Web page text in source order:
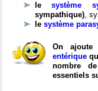
lesystème
sympathique),
le système
On
entérique
nombre
essentiels